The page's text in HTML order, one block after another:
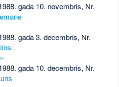
gada 10. novembris, Nr.
gada 3. decembris, Nr.
gada 10. decembris, Nr.